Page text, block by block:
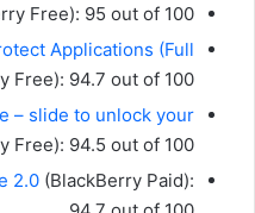
Free): 95 out of 100
Applications (Full
Free): 94.7 out of 100
– slide to unlock your
Free): 94.5 out of 100
2.0 (BlackBerry Paid):